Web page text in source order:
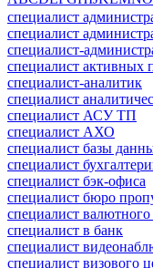
специалист
специалист
специалист-
специалист активных
специалист-аналитик
специалист
специалист АСУ ТП
специалист АХО
специалист базы
специалист
специалист бэк-офиса
специалист бюро
специалист валютного
специалист в банк
специалист
специалист визового